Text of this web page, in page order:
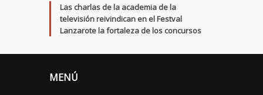
Las charlas de la academia de la
televisión reivindican en el Festval
Lanzarote la fortaleza de los concursos
MENÚ